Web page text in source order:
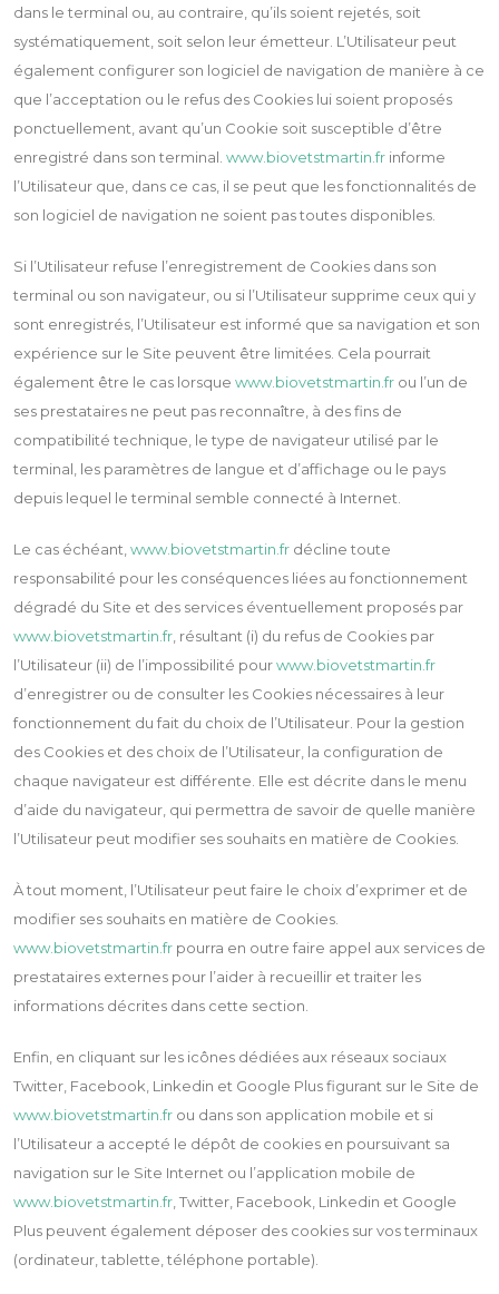
dans le terminal ou, au contraire, qu’ils soient rejetés, soit
systématiquement, soit selon leur émetteur. L’Utilisateur peut
également configurer son logiciel de navigation de manière à ce
que l’acceptation ou le refus des Cookies lui soient proposés
ponctuellement, avant qu’un Cookie soit susceptible d’être
enregistré dans son terminal. www.biovetstmartin.fr informe
l’Utilisateur que, dans ce cas, il se peut que les fonctionnalités de
son logiciel de navigation ne soient pas toutes disponibles.
Si l’Utilisateur refuse l’enregistrement de Cookies dans son
terminal ou son navigateur, ou si l’Utilisateur supprime ceux qui y
sont enregistrés, l’Utilisateur est informé que sa navigation et son
expérience sur le Site peuvent être limitées. Cela pourrait
également être le cas lorsque www.biovetstmartin.fr ou l’un de
ses prestataires ne peut pas reconnaître, à des fins de
compatibilité technique, le type de navigateur utilisé par le
terminal, les paramètres de langue et d’affichage ou le pays
depuis lequel le terminal semble connecté à Internet.
Le cas échéant, www.biovetstmartin.fr décline toute
responsabilité pour les conséquences liées au fonctionnement
dégradé du Site et des services éventuellement proposés par
www.biovetstmartin.fr , résultant (i) du refus de Cookies par
l’Utilisateur (ii) de l’impossibilité pourwww.biovetstmartin.fr
d’enregistrer ou de consulter les Cookies nécessaires à leur
fonctionnement du fait du choix de l’Utilisateur. Pour la gestion
des Cookies et des choix de l’Utilisateur, la configuration de
chaque navigateur est différente. Elle est décrite dans le menu
d’aide du navigateur, qui permettra de savoir de quelle manière
l’Utilisateur peut modifier ses souhaits en matière de Cookies.
À tout moment, l’Utilisateur peut faire le choix d’exprimer et de
modifier ses souhaits en matière de Cookies.
www.biovetstmartin.fr pourra en outre faire appel aux services de
prestataires externes pour l’aider à recueillir et traiter les
informations décrites dans cette section.
Enfin, en cliquant sur les icônes dédiées aux réseaux sociaux
Twitter, Facebook, Linkedin et Google Plus figurant sur le Site de
www.biovetstmartin.fr ou dans son application mobile et si
l’Utilisateur a accepté le dépôt de cookies en poursuivant sa
navigation sur le Site Internet ou l’application mobile de
www.biovetstmartin.fr , Twitter, Facebook, Linkedin et Google
Plus peuvent également déposer des cookies sur vos terminaux
(ordinateur, tablette, téléphone portable).